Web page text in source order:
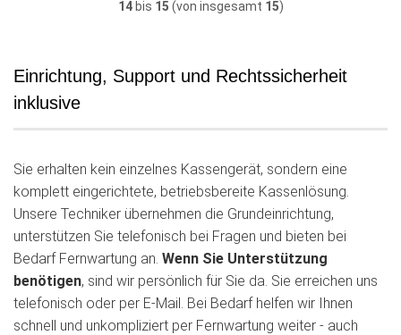
14bis 15 (von insgesamt 15)
Einrichtung, Support und Rechtssicherheit
inklusive
Sie erhalten kein einzelnes Kassengerät, sondern eine
komplett eingerichtete, betriebsbereite Kassenlösung.
Unsere Techniker übernehmen die Grundeinrichtung,
unterstützen Sie telefonisch bei Fragen und bieten bei
Bedarf Fernwartung an. Wenn Sie Unterstützung
benötigen, sind wir persönlich für Sie da. Sie erreichen uns
telefonisch oder per E-Mail. Bei Bedarf helfen wir Ihnen
schnell und unkompliziert per Fernwartung weiter - auch